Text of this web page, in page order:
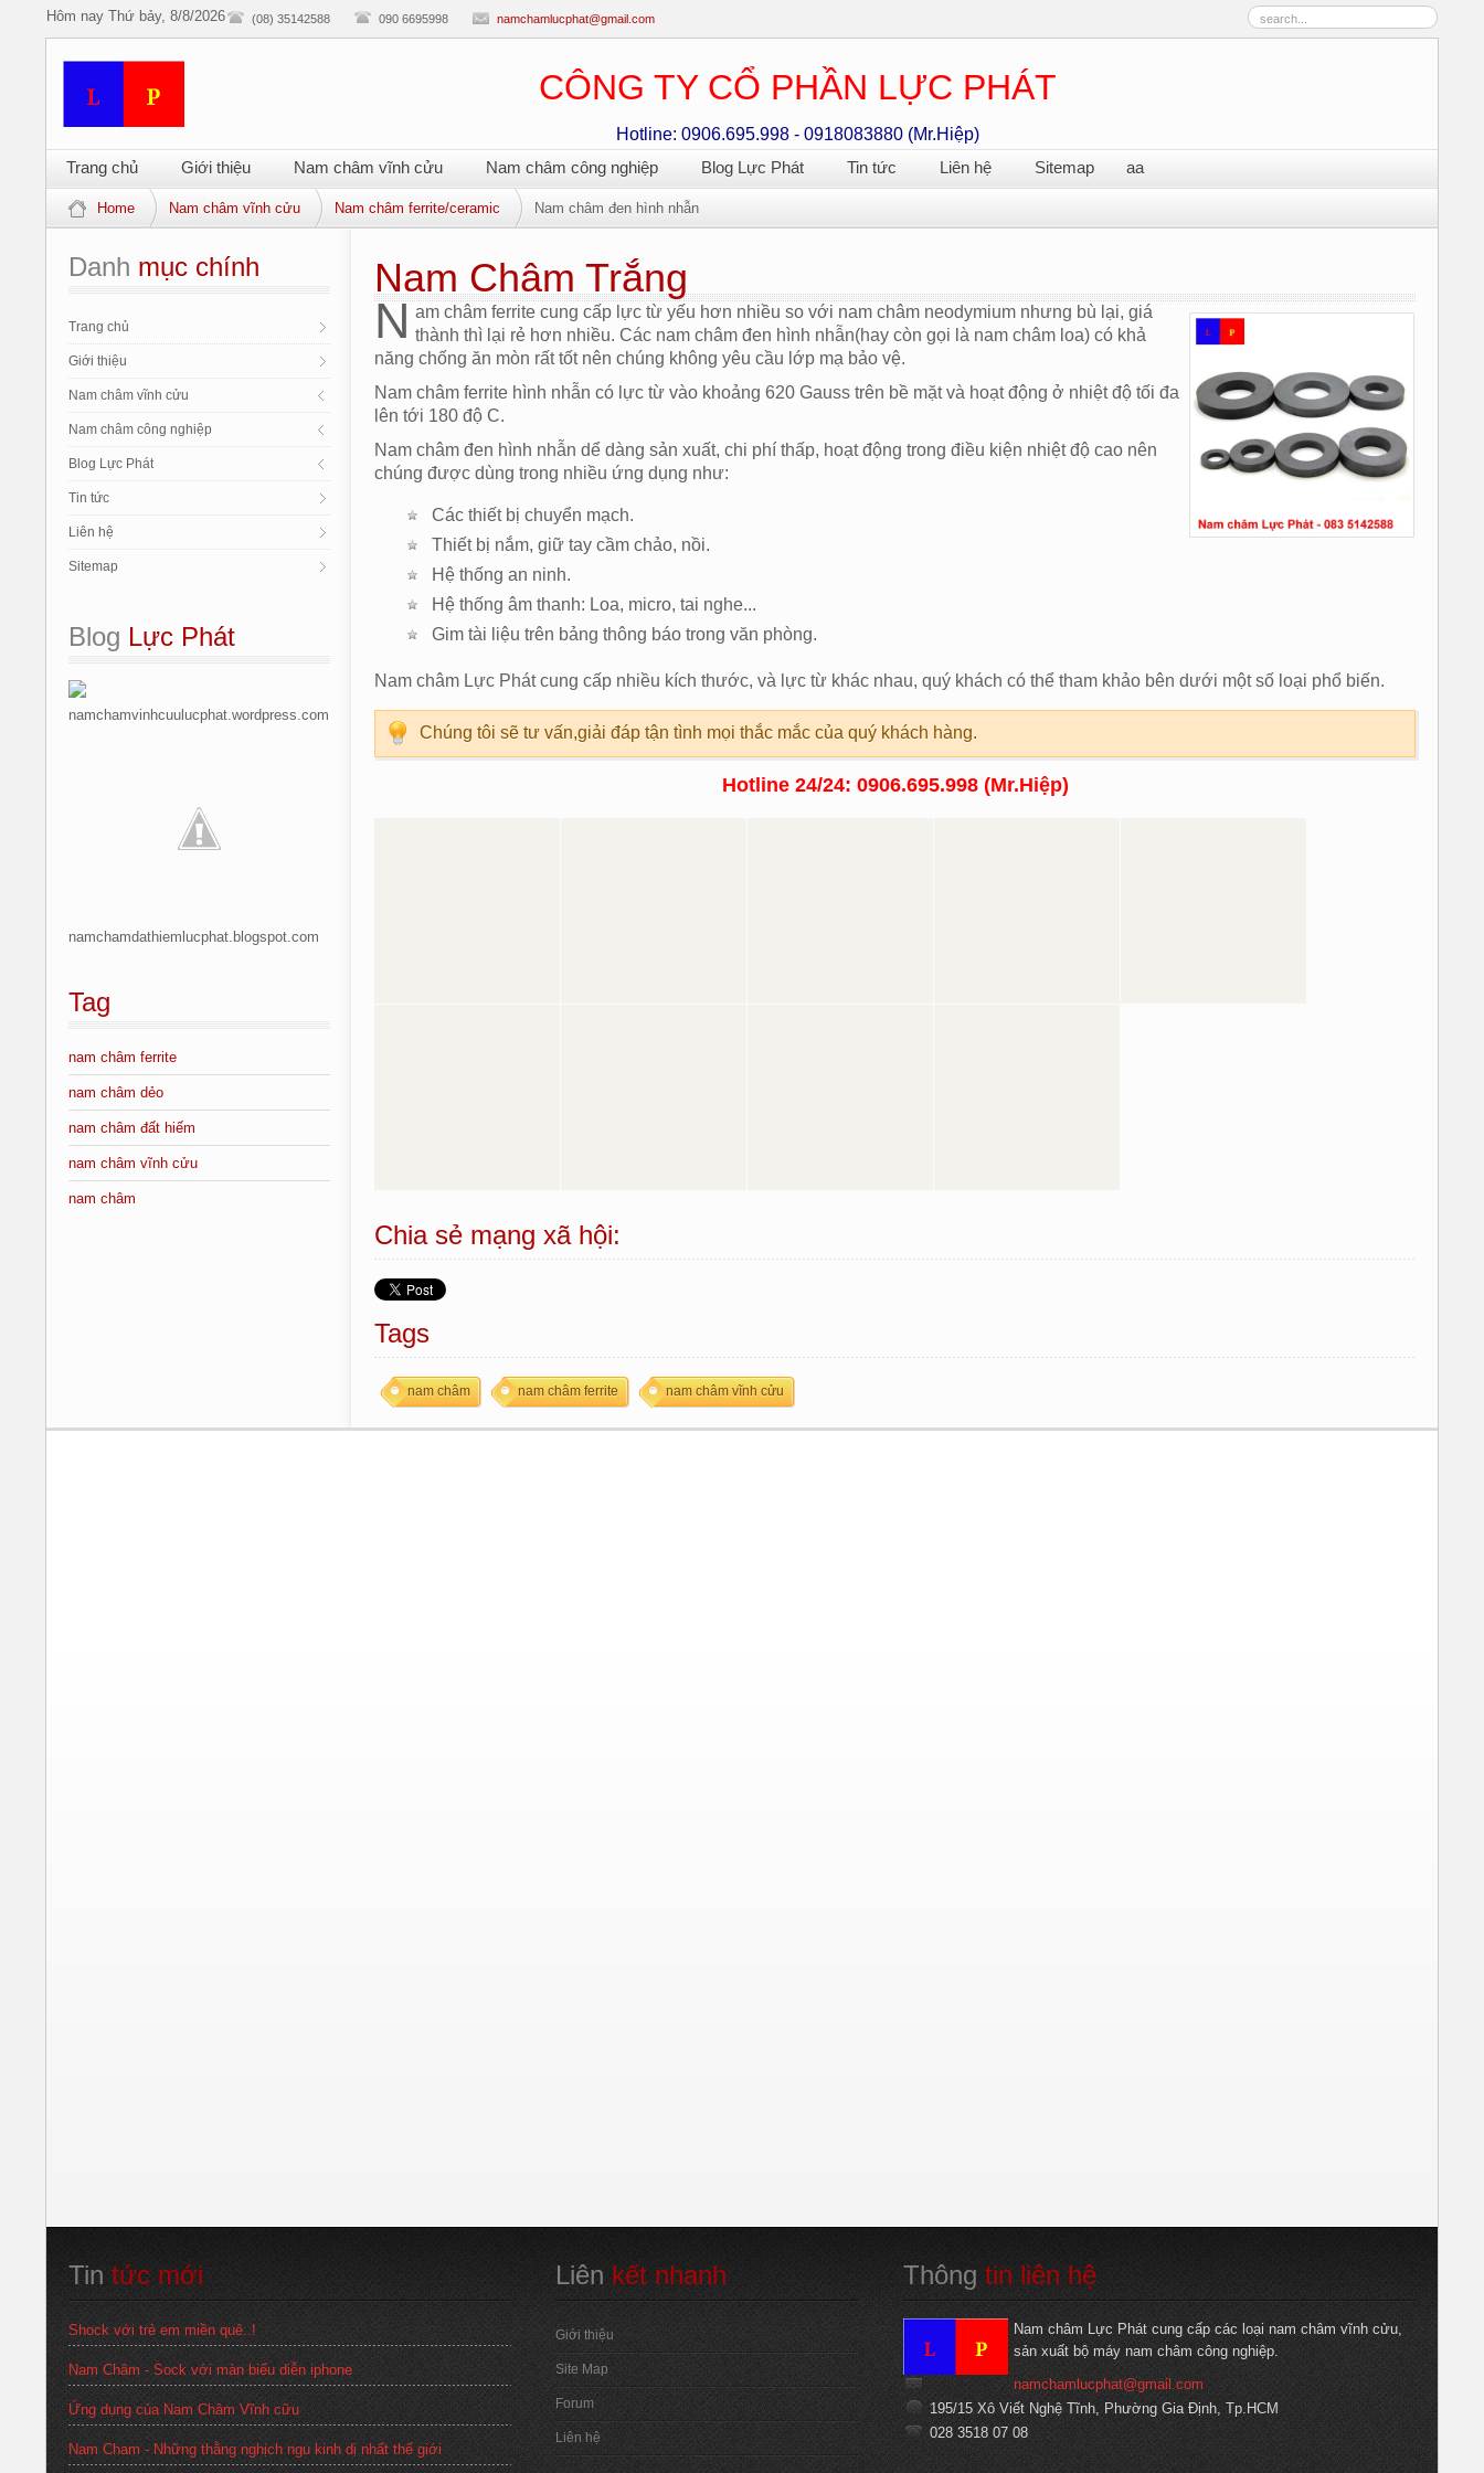
Hôm nay Thứ bảy, 8/8/2026 (08) 35142588 090 6695998 namchamlucphat@gmail.com
CÔNG TY CỔ PHẦN LỰC PHÁT
Hotline: 0906.695.998 - 0918083880 (Mr.Hiệp)
Trang chủ
Giới thiệu Nam châm vĩnh cửu Nam châm công nghiệp Blog Lực Phát Tin tức Liên hệ Sitemap aa
Home Nam châm vĩnh cửu Nam châm ferrite/ceramic Nam châm đen hình nhẫn
Nam Châm Trắng
N am châm ferrite cung cấp lực từ yếu hơn nhiều so với nam châm neodymium nhưng bù lại, giá
thành thì lại rẻ hơn nhiều. Các nam châm đen hình nhẫn(hay còn gọi là nam châm loa) có khả
năng chống ăn mòn rất tốt nên chúng không yêu cầu lớp mạ bảo vệ.
Nam châm ferrite hình nhẫn có lực từ vào khoảng 620 Gauss trên bề mặt và hoạt động ở nhiệt độ tối đa
lên tới 180 độ C.
Nam châm đen hình nhẫn dể dàng sản xuất, chi phí thấp, hoạt động trong điều kiện nhiệt độ cao nên
chúng được dùng trong nhiều ứng dụng như:
Các thiết bị chuyển mạch.
Thiết bị nắm, giữ tay cầm chảo, nồi.
Hệ thống an ninh.
Hệ thống âm thanh: Loa, micro, tai nghe...
Gim tài liệu trên bảng thông báo trong văn phòng.
Nam châm Lực Phát cung cấp nhiều kích thước, và lực từ khác nhau, quý khách có thể tham khảo bên dưới một số loại phổ biến.
Chúng tôi sẽ tư vấn,giải đáp tận tình mọi thắc mắc của quý khách hàng.
Hotline 24/24: 0906.695.998 (Mr.Hiệp)
Chia sẻ mạng xã hội:
Tags
nam châm nam châm ferrite nam châm vĩnh cửu
Danh mục chính
Trang chủ
Giới thiệu
Nam châm vĩnh cửu
Nam châm công nghiệp
Blog Lực Phát
Tin tức
Liên hệ
Sitemap
Blog Lực Phát
namchamvinhcuulucphat.wordpress.com
namchamdathiemlucphat.blogspot.com
Tag
nam châm ferrite
nam châm dẻo
nam châm đất hiếm
nam châm vĩnh cửu
nam châm
Tin tức mới
Shock với trẻ em miền quê..!
Nam Châm - Sock với màn biểu diễn iphone
Ứng dụng của Nam Châm Vĩnh cữu
Nam Cham - Những thằng nghịch ngu kinh dị nhất thế giới
Liên kết nhanh
Giới thiệu
Site Map
Forum
Liên hệ
Thông tin liên hệ
Nam châm Lực Phát cung cấp các loại nam châm vĩnh cửu,
sản xuất bộ máy nam châm công nghiệp.
namchamlucphat@gmail.com
195/15 Xô Viết Nghệ Tĩnh, Phường Gia Định, Tp.HCM
028 3518 07 08